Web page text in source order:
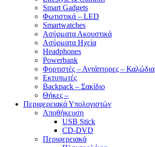
Smart Gadgets
Φωτιστικά – LED
Smartwatches
Ασύρματα Ακουστικά
Ασύρματα Ηχεία
Headphones
Powerbank
Φορτιστές – Αντάπτορες – Καλώδια
Εκτυπωτές
Backpack – Σακίδιο
Θήκες –
Περιφερειακά Υπολογιστών
Αποθήκευση
USB Stick
CD-DVD
Περιφερειακά